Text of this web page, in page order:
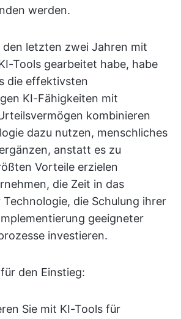
werden.
den letzten zwei Jahren mit
Tools gearbeitet habe, habe
die effektivsten
KI-Fähigkeiten mit
kombinieren
dazu nutzen, menschliches
anstatt es zu
Vorteile erzielen
die Zeit in das
die Schulung ihrer
geeigneter
investieren.
den Einstieg:
Sie mit KI-Tools für